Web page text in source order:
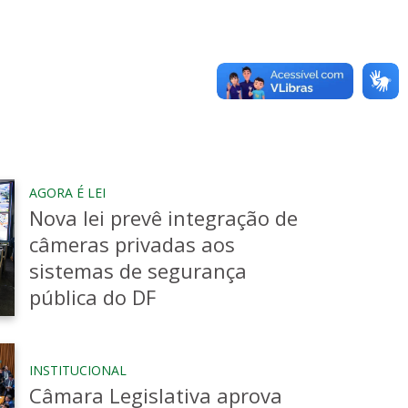
gestão pública pela Faculdade
2017 e 2018. Foi diretor
quando se licenciou para
AGORA É LEI
Nova lei prevê integração de
câmeras privadas aos
sistemas de segurança
pública do DF
INSTITUCIONAL
Câmara Legislativa aprova